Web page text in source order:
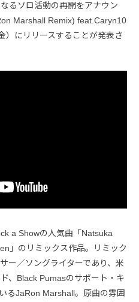
るソロ活動の再開をアナウン
Marshall Remix) feat.Caryn10
）にリリースすることが発表さ
a Showの人気曲「Natsuka
」のリミックス作品。リミック
ー／ソングライターであり、米
、Black Pumasのサポート・キ
るJaRon Marshall。原曲の雰囲